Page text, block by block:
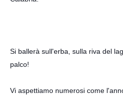
Si ballerà sull'erba, sulla riva del
palco!
Vi aspettiamo numerosi come